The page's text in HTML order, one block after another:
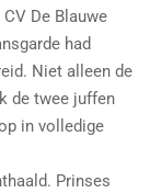
De Blauwe
had
Niet alleen de
de twee juffen
in volledige
Prinses